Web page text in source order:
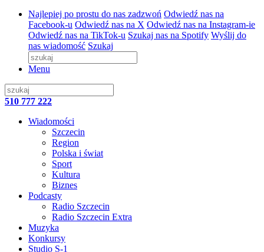
Najlepiej po prostu do nas zadzwoń Odwiedź nas na
Facebook-u Odwiedź nas na X Odwiedź nas na Instagram-ie
Odwiedź nas na TikTok-u Szukaj nas na Spotify Wyślij do
nas wiadomość Szukaj
Menu
510 777 222
Wiadomości
Szczecin
Region
Polska i świat
Sport
Kultura
Biznes
Podcasty
Radio Szczecin
Radio Szczecin Extra
Muzyka
Konkursy
Studio S-1